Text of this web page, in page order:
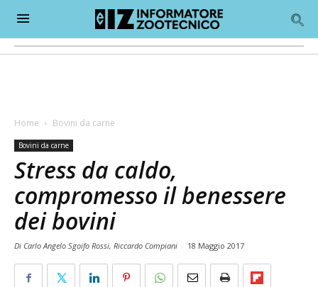
Home Bovini da carne
Bovini da carne
Stress da caldo,
compromesso il benessere
dei bovini
Di Carlo Angelo Sgoifo Rossi, Riccardo Compiani - 18 Maggio 2017